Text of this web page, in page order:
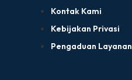
Kontak Kami
Kebijakan Privasi
Pengaduan Layanan